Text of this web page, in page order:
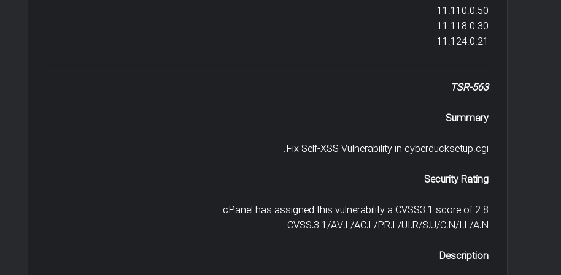
11.110.0.50
11.118.0.30
11.124.0.21
TSR-563
Summary
Fix Self-XSS Vulnerability in cyberducksetup.cgi.
Security Rating
cPanel has assigned this vulnerability a CVSS3.1 score of 2.8
CVSS:3.1/AV:L/AC:L/PR:L/UI:R/S:U/C:N/I:L/A:N
Description